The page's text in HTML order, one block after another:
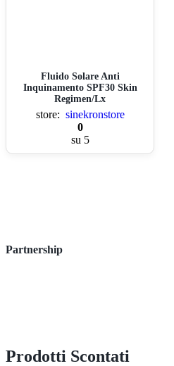
Fluido Solare Anti
Inquinamento SPF30 Skin
Regimen/Lx
store: sinekronstore
0
su 5
Partnership
Prodotti Scontati